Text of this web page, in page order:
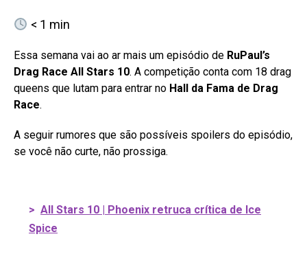
< 1 min
Essa semana vai ao ar mais um episódio de RuPaul’s
Drag Race All Stars 10. A competição conta com 18 drag
queens que lutam para entrar no Hall da Fama de Drag
Race.
A seguir rumores que são possíveis spoilers do episódio,
se você não curte, não prossiga.
> All Stars 10 | Phoenix retruca crítica de Ice
Spice